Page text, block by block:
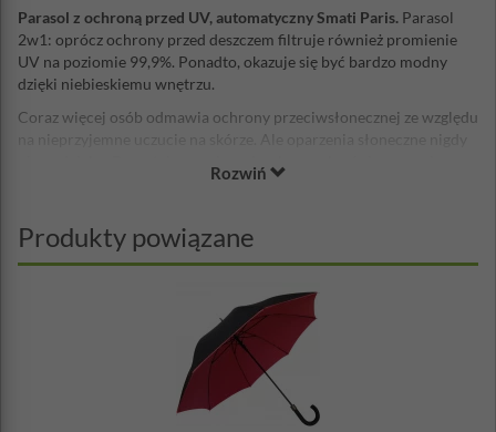
Parasol z ochroną przed UV, automatyczny Smati Paris. Parasol
2w1: oprócz ochrony przed deszczem filtruje również promienie
UV na poziomie 99,9%. Ponadto, okazuje się być bardzo modny
dzięki niebieskiemu wnętrzu.
Coraz więcej osób odmawia ochrony przeciwsłonecznej ze względu
składanym parasolem przeciw promieniowaniu
Smati Paris wymyśliła dla ciebie idealne połączenie parasola z
filtrem UV, dzięki czemu poliestrowe płótnochroni przed
promieni, pozostając jednocześnie idealnie wodoodpornym. Styl
nie może być prześcignięty przez wybór bardzo atrakcyjnego,
niebieskiego wnętrza. Zewnętrzna część czaszy jest czarna z
efektem sztucznej skóry. Wynik estetyczny jest sukcesem
polegającym na zgodzie ze wszystkimi stylami bez żadnej nijakości.
Zwróć na niego uwagę!
Rozwiń
Produkty powiązane